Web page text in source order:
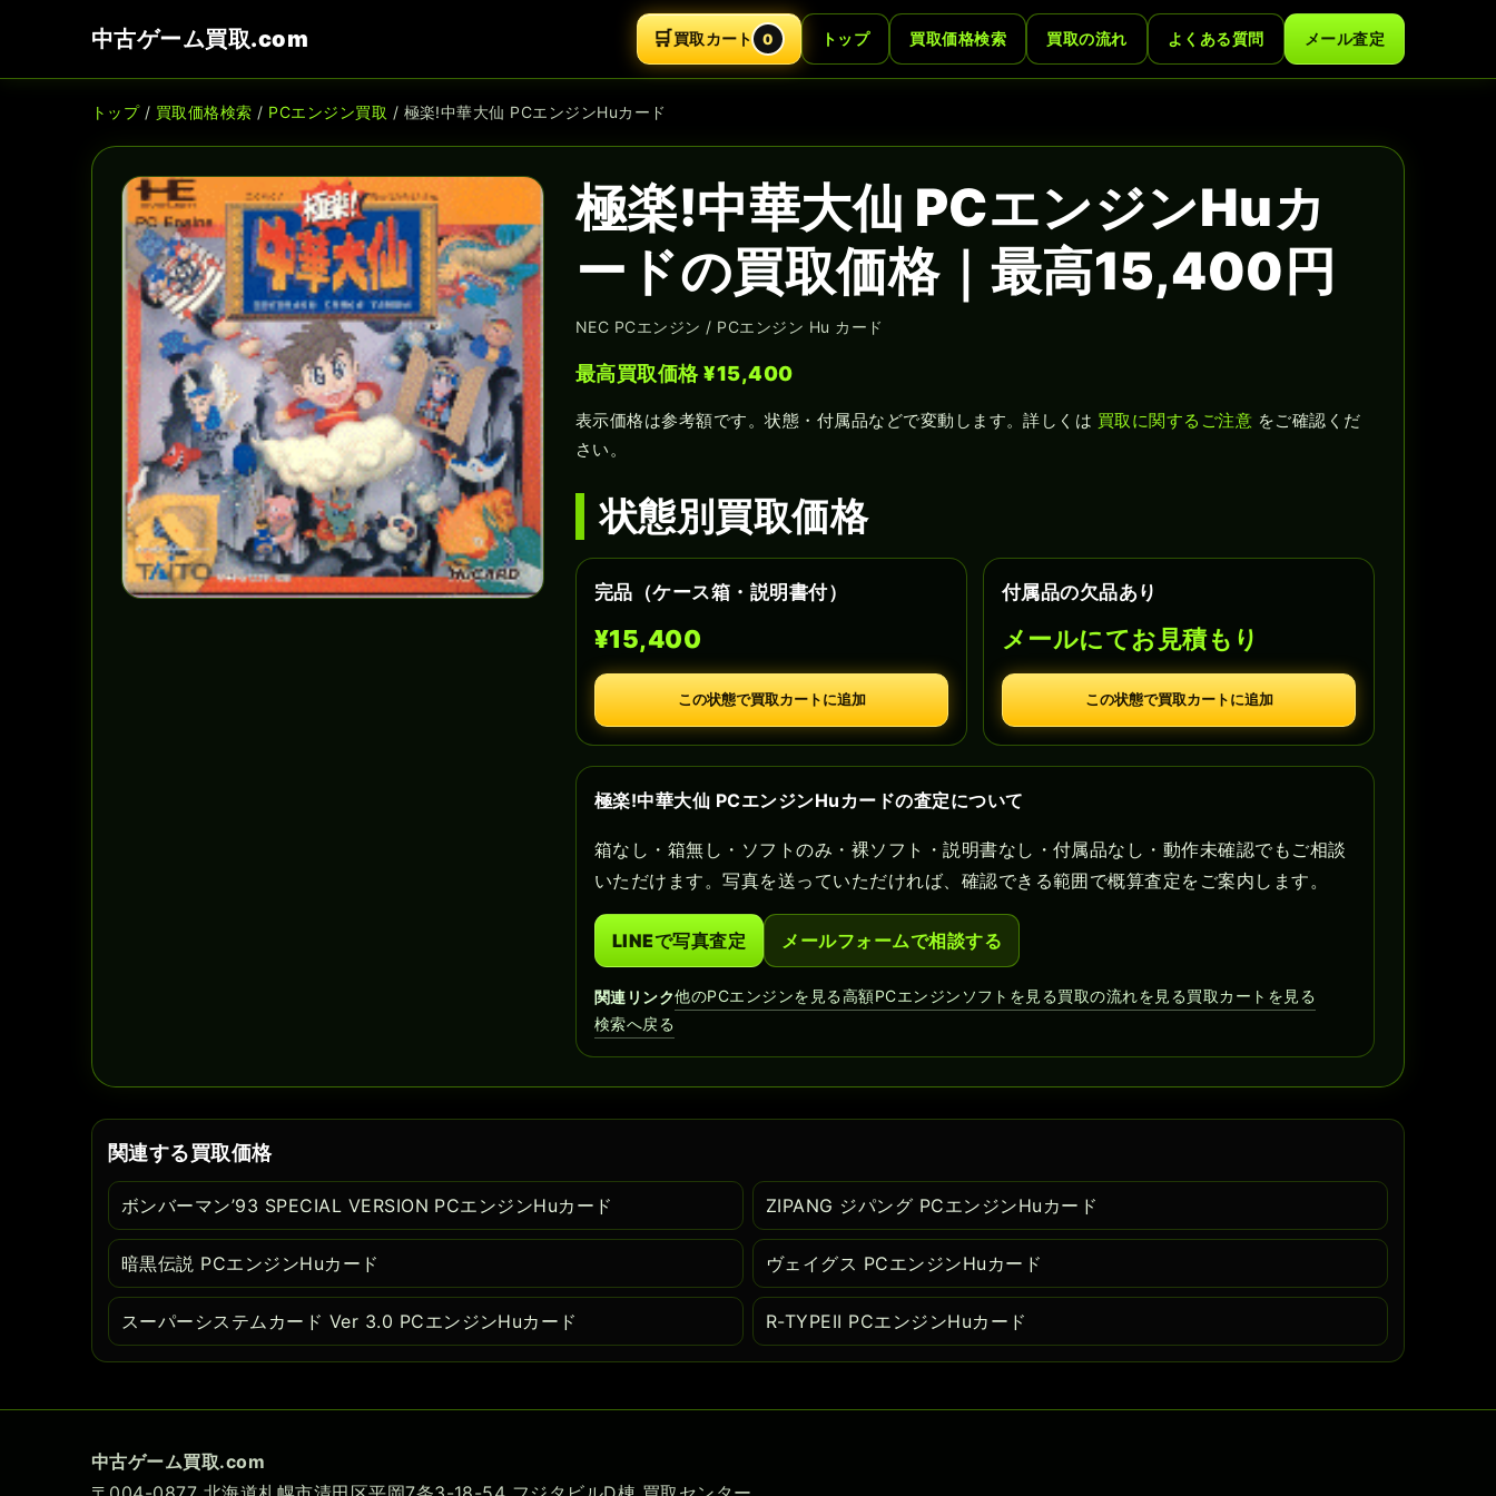
中古ゲーム買取.com 🛒買取カート 0 トップ 買取価格検索 買取の流れ よくある質問 メール査定
トップ/ 買取価格検索 / PCエンジン買取 / 極楽!中華大仙 PCエンジンHuカード
極楽!中華大仙 PCエンジンHuカ
ードの買取価格｜最高15,400円
NEC PCエンジン / PCエンジン Hu カード
最高買取価格 ¥15,400
表示価格は参考額です。状態・付属品などで変動します。詳しくは 買取に関するご注意 をご確認くだ
さい。
状態別買取価格
完品（ケース箱・説明書付）
¥15,400
この状態で買取カートに追加
付属品の欠品あり
メールにてお見積もり
この状態で買取カートに追加
極楽!中華大仙 PCエンジンHuカードの査定について
箱なし・箱無し・ソフトのみ・裸ソフト・説明書なし・付属品なし・動作未確認でもご相談
いただけます。写真を送っていただければ、確認できる範囲で概算査定をご案内します。
LINEで写真査定 メールフォームで相談する
関連リンク他のPCエンジンを見る高額PCエンジンソフトを見る買取の流れを見る買取カートを見る
検索へ戻る
関連する買取価格
ボンバーマン’93 SPECIAL VERSION PCエンジンHuカード ZIPANG ジパング PCエンジンHuカード
暗黒伝説 PCエンジンHuカード ヴェイグス PCエンジンHuカード
スーパーシステムカード Ver 3.0 PCエンジンHuカード R-TYPEII PCエンジンHuカード
中古ゲーム買取.com